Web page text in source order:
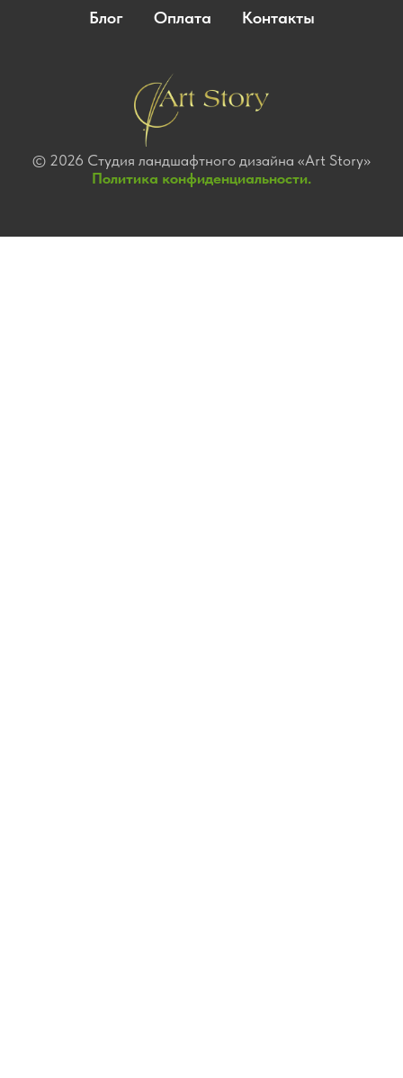
Блог
Оплата Контакты
© 2026 Студия ландшафтного дизайна «Art Story»
Политика конфиденциальности.